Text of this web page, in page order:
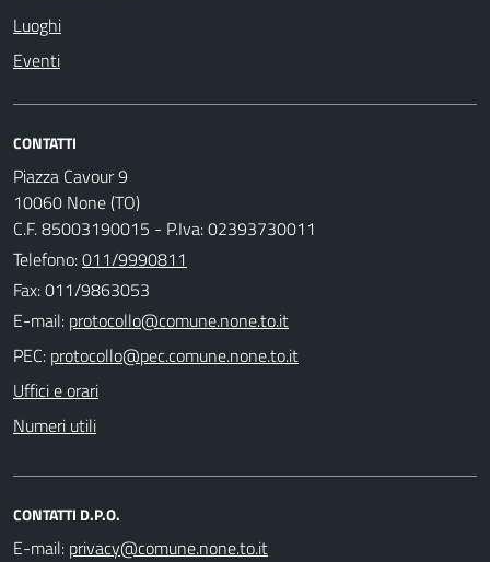
Luoghi
Eventi
CONTATTI
Piazza Cavour 9
10060 None (TO)
C.F. 85003190015 - P.Iva: 02393730011
Telefono:011/9990811
Fax: 011/9863053
E-mail:
PEC:
Uffici e orari
Numeri utili
CONTATTI D.P.O.
E-mail: